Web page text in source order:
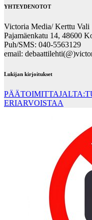
YHTEYDENOTOT
Victoria Media/ Kerttu Vali
Pajamäenkatu 14, 48600
Puh/SMS: 040-5563129
email:
Lukijan kirjoitukset
ERIARVOISTAA